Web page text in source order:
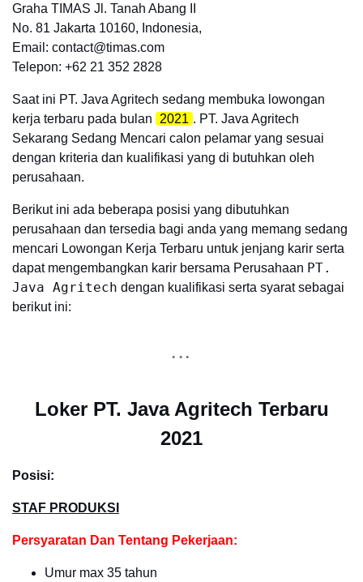
Graha TIMAS Jl. Tanah Abang II
No. 81 Jakarta 10160, Indonesia,
Email: contact@timas.com
Telepon: +62 21 352 2828
Saat ini PT. Java Agritech sedang membuka lowongan
kerja terbaru pada bulan
2021 . PT. Java Agritech
Sekarang Sedang Mencari calon pelamar yang sesuai
dengan kriteria dan kualifikasi yang di butuhkan oleh
perusahaan.
Berikut ini ada beberapa posisi yang dibutuhkan
perusahaan dan tersedia bagi anda yang memang sedang
mencari Lowongan Kerja Terbaru untuk jenjang karir serta
dapat mengembangkan karir bersama Perusahaan PT.
Java Agritech dengan kualifikasi serta syarat sebagai
berikut ini:
Loker PT. Java Agritech Terbaru
2021
Posisi:
STAF PRODUKSI
Persyaratan Dan Tentang Pekerjaan:
Umur max 35 tahun